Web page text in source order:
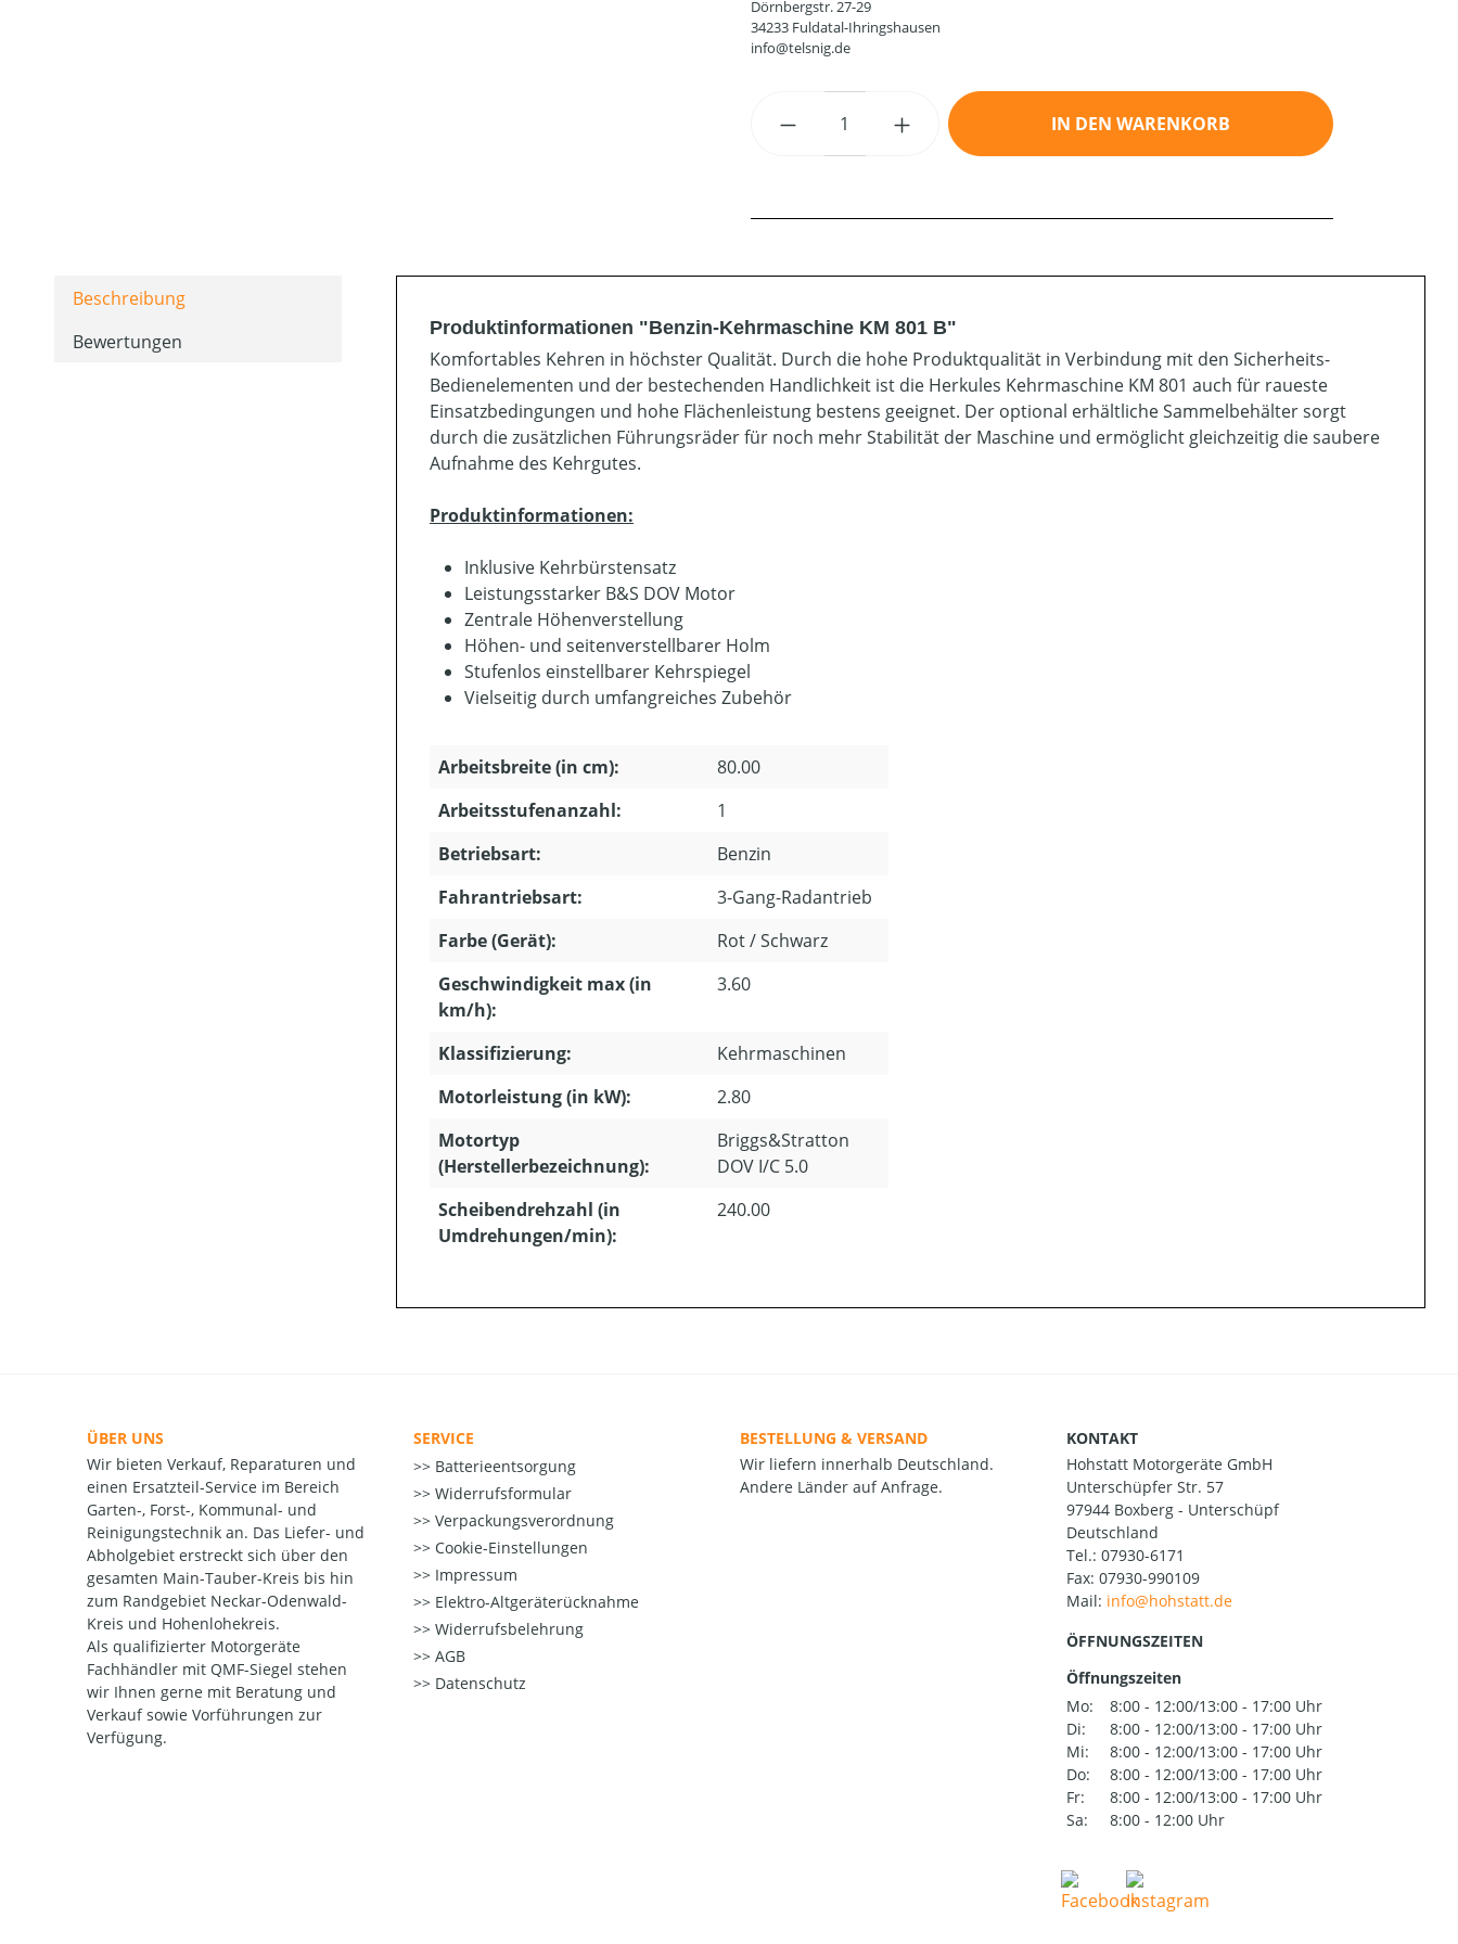
Dörnbergstr. 27-29
34233 Fuldatal-Ihringshausen
info@telsnig.de
Produkt Anzahl: Gib den gewünschten Wert ein oder
IN DEN WARENKORB
Beschreibung
Bewertungen
Produktinformationen "Benzin-Kehrmaschine KM 801 B"
Komfortables Kehren in höchster Qualität. Durch die hohe Produktqualität in Verbindung mit den Sicherheits-
Bedienelementen und der bestechenden Handlichkeit ist die Herkules Kehrmaschine KM 801 auch für raueste
Einsatzbedingungen und hohe Flächenleistung bestens geeignet. Der optional erhältliche Sammelbehälter sorgt
durch die zusätzlichen Führungsräder für noch mehr Stabilität der Maschine und ermöglicht gleichzeitig die saubere
Aufnahme des Kehrgutes.
Produktinformationen:
Inklusive Kehrbürstensatz
Leistungsstarker B&S DOV Motor
Zentrale Höhenverstellung
Höhen- und seitenverstellbarer Holm
Stufenlos einstellbarer Kehrspiegel
Vielseitig durch umfangreiches Zubehör
Arbeitsbreite (in cm):
80.00
Arbeitsstufenanzahl:
1
Betriebsart:
Benzin
Fahrantriebsart:
3-Gang-Radantrieb
Farbe (Gerät):
Rot / Schwarz
Geschwindigkeit max (in
km/h):
3.60
Klassifizierung:
Kehrmaschinen
Motorleistung (in kW):
2.80
Motortyp
(Herstellerbezeichnung):
Briggs&Stratton
DOV I/C 5.0
Scheibendrehzahl (in
Umdrehungen/min):
240.00
ÜBER UNS
Wir bieten Verkauf, Reparaturen und
einen Ersatzteil-Service im Bereich
Garten-, Forst-, Kommunal- und
Reinigungstechnik an. Das Liefer- und
Abholgebiet erstreckt sich über den
gesamten Main-Tauber-Kreis bis hin
zum Randgebiet Neckar-Odenwald-
Kreis und Hohenlohekreis.
Als qualifizierter Motorgeräte
Fachhändler mit QMF-Siegel stehen
wir Ihnen gerne mit Beratung und
Verkauf sowie Vorführungen zur
Verfügung.
SERVICE
Batterieentsorgung
Widerrufsformular
Verpackungsverordnung
Cookie-Einstellungen
Impressum
Elektro-Altgeräterücknahme
Widerrufsbelehrung
AGB
Datenschutz
BESTELLUNG & VERSAND
Wir liefern innerhalb Deutschland.
Andere Länder auf Anfrage.
KONTAKT
Hohstatt Motorgeräte GmbH
Unterschüpfer Str. 57
97944 Boxberg - Unterschüpf
Deutschland
Tel.: 07930-6171
Fax: 07930-990109
Mail:
ÖFFNUNGSZEITEN
Öffnungszeiten
Mo:
8:00 - 12:00/13:00 - 17:00 Uhr
Di:
8:00 - 12:00/13:00 - 17:00 Uhr
Mi:
8:00 - 12:00/13:00 - 17:00 Uhr
Do:
8:00 - 12:00/13:00 - 17:00 Uhr
Fr:
8:00 - 12:00/13:00 - 17:00 Uhr
Sa:
8:00 - 12:00 Uhr